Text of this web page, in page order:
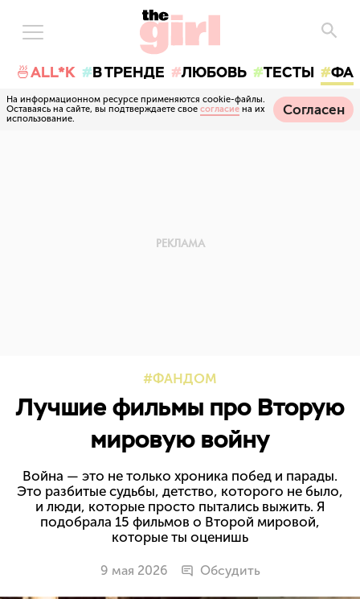
🍜ALL*K В ТРЕНДЕ ЛЮБОВЬ ТЕСТЫ
На информационном ресурсе применяются cookie-файлы.
Оставаясь на сайте, вы подтверждаете свое согласие на их
использование.
Согласен
ФАНДОМ
Лучшие фильмы про Вторую
мировую войну
Война — это не только хроника побед и парады.
Это разбитые судьбы, детство, которого не было,
и люди, которые просто пытались выжить. Я
подобрала 15 фильмов о Второй мировой,
которые ты оценишь
9 мая 2026 Обсудить